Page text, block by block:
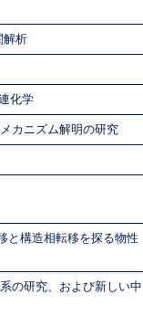
解析
化学
カニズム解明の研究
と構造相転移を探る物性
の研究、および新しい中